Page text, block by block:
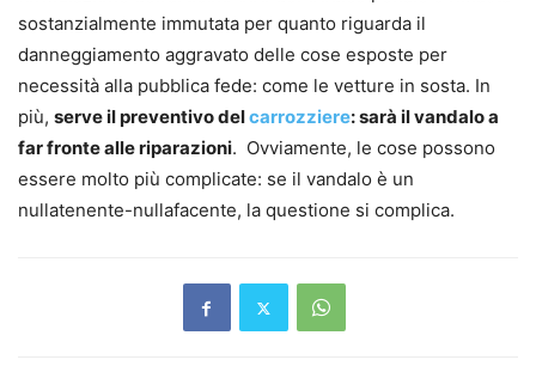
sostanzialmente immutata per quanto riguarda il
danneggiamento aggravato delle cose esposte per
necessità alla pubblica fede: come le vetture in sosta. In
più, serve il preventivo delcarrozziere: sarà il vandalo a
far fronte alle riparazioni. Ovviamente, le cose possono
essere molto più complicate: se il vandalo è un
nullatenente-nullafacente, la questione si complica.